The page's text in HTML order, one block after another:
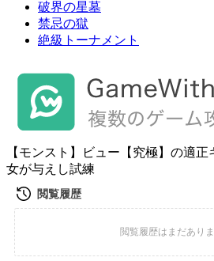
破界の星墓
禁忌の獄
絶級トーナメント
【モンスト】ビュー【究極】の適
女が与えし試練